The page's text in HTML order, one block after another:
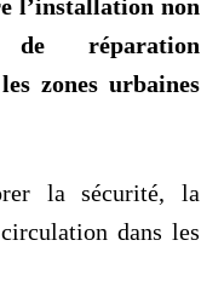
l’installation non
de réparation
zones urbaines
la sécurité, la
dans les